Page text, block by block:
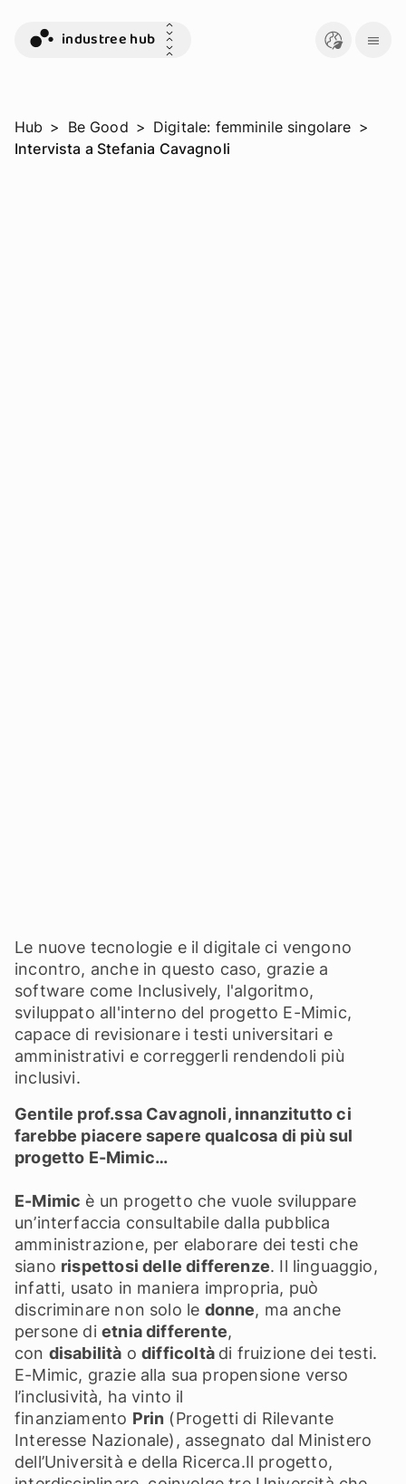
industree hub
Hub > Be Good > Digitale: femminile singolare >
Intervista a Stefania Cavagnoli
Le nuove tecnologie e il digitale ci vengono
incontro, anche in questo caso, grazie a
software come Inclusively, l'algoritmo,
sviluppato all'interno del progetto E-Mimic,
capace di revisionare i testi universitari e
amministrativi e correggerli rendendoli più
inclusivi.
Gentile prof.ssa Cavagnoli, innanzitutto ci
farebbe piacere sapere qualcosa di più sul
progetto E-Mimic…
E-Mimic è un progetto che vuole sviluppare
un’interfaccia consultabile dalla pubblica
amministrazione, per elaborare dei testi che
siano rispettosi delle differenze. Il linguaggio,
infatti, usato in maniera impropria, può
discriminare non solo le donne, ma anche
persone di etnia differente,
con disabilità odifficoltà di fruizione dei testi.
E-Mimic, grazie alla sua propensione verso
l’inclusività, ha vinto il
finanziamento Prin (Progetti di Rilevante
Interesse Nazionale), assegnato dal Ministero
dell’Università e della Ricerca.Il progetto,